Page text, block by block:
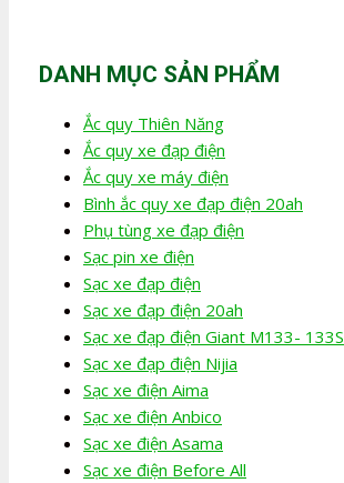
DANH MỤC SẢN PHẨM
Ắc quy Thiên Năng
Ắc quy xe đạp điện
Ắc quy xe máy điện
Bình ắc quy xe đạp điện 20ah
Phụ tùng xe đạp điện
Sạc pin xe điện
Sạc xe đạp điện
Sạc xe đạp điện 20ah
Sạc xe đạp điện Giant M133- 133S
Sạc xe đạp điện Nijia
Sạc xe điện Aima
Sạc xe điện Anbico
Sạc xe điện Asama
Sạc xe điện Before All